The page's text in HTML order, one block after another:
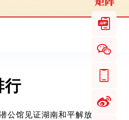
行
公馆见证湖南和平解放